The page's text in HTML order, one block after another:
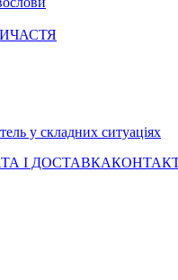
у складних ситуаціях
І ДОСТАВКА